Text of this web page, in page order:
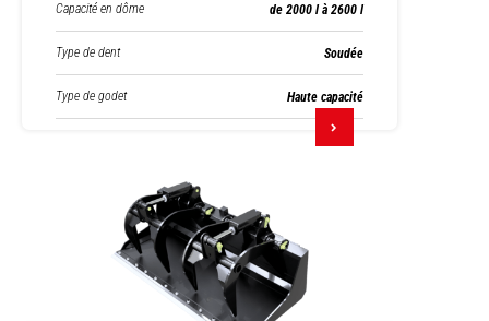
Capacité en dôme de 2000 l à 2600 l
Type de dent Soudée
Type de godet Haute capacité